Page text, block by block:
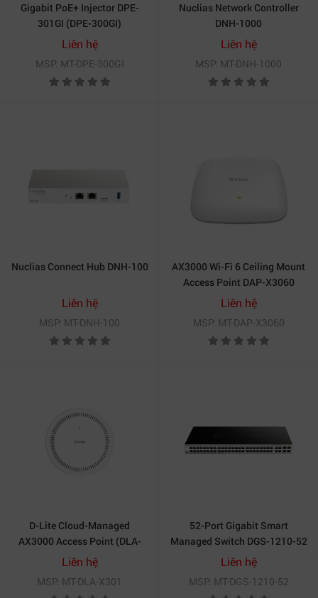
Gigabit PoE+ Injector DPE-
301GI (DPE-300GI)
Liên hệ
MSP: MT-DPE-300GI
Nuclias Network Controller
DNH-1000
Liên hệ
MSP: MT-DNH-1000
Nuclias Connect Hub DNH-100
Liên hệ
MSP: MT-DNH-100
AX3000 Wi-Fi 6 Ceiling Mount
Access Point DAP-X3060
Liên hệ
MSP: MT-DAP-X3060
D-Lite Cloud-Managed
AX3000 Access Point (DLA-
X301)
Liên hệ
MSP: MT-DLA-X301
52-Port Gigabit Smart
Managed Switch DGS-1210-52
Liên hệ
MSP: MT-DGS-1210-52